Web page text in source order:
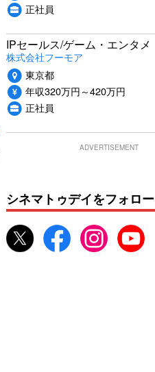
正社員
IPセールス/ゲーム・エンタメ
株式会社フーモア
東京都
年収320万円～420万円
正社員
ADVERTISEMENT
シネマトゥデイをフォロー